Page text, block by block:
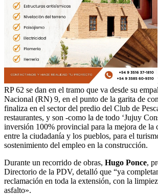
RP 62 se dan en el tramo que va desde su
Nacional (RN) 9, en el punto de la garita de
finaliza en el sector del predio del Club de
restaurantes, y son -como la de todo ‘Jujuy
inversión 100% provincial para la mejora de la
entre la ciudadanía y los pueblos, para el
sostenimiento del empleo en la construcción.
Durante un recorrido de obras, Hugo Ponce,
Directorio de la PDV, detalló que “ya
reclamación en toda la extensión, con la
asfalto».